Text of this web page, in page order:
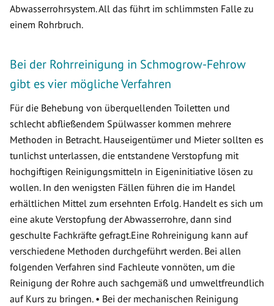
Abwasserrohrsystem. All das führt im schlimmsten Falle zu
einem Rohrbruch.
Bei der Rohrreinigung in Schmogrow-Fehrow
gibt es vier mögliche Verfahren
Für die Behebung von überquellenden Toiletten und
schlecht abfließendem Spülwasser kommen mehrere
Methoden in Betracht. Hauseigentümer und Mieter sollten es
tunlichst unterlassen, die entstandene Verstopfung mit
hochgiftigen Reinigungsmitteln in Eigeninitiative lösen zu
wollen. In den wenigsten Fällen führen die im Handel
erhältlichen Mittel zum ersehnten Erfolg. Handelt es sich um
eine akute Verstopfung der Abwasserrohre, dann sind
geschulte Fachkräfte gefragt.Eine Rohreinigung kann auf
verschiedene Methoden durchgeführt werden. Bei allen
folgenden Verfahren sind Fachleute vonnöten, um die
Reinigung der Rohre auch sachgemäß und umweltfreundlich
auf Kurs zu bringen. • Bei der mechanischen Reinigung